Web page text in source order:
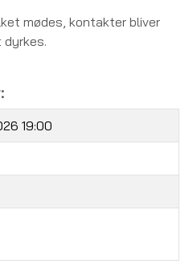
mødes, kontakter bliver
19:00